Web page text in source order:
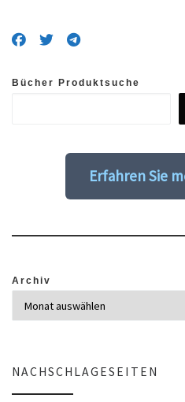
Bücher Produktsuche
Erfahren Sie
Archiv
NACHSCHLAGESEITEN